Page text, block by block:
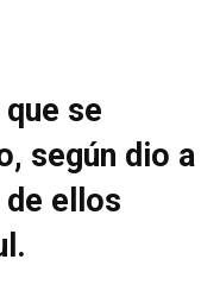
se
según dio a
de ellos